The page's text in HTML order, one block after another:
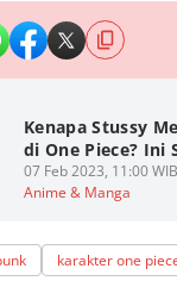
Kenapa Stussy
di One Piece? Ini
07 Feb 2023, 11:00 WIB
Anime & Manga
karakter one